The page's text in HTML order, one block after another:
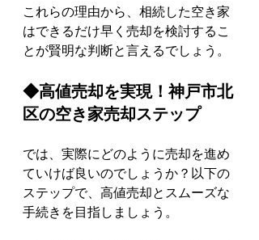
これらの理由から、相続した空き家
はできるだけ早く売却を検討するこ
とが賢明な判断と言えるでしょう。
◆高値売却を実現！神戸市北
区の空き家売却ステップ
では、実際にどのように売却を進め
ていけば良いのでしょうか？以下の
ステップで、高値売却とスムーズな
手続きを目指しましょう。